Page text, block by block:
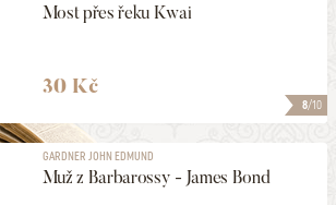
8/10
Most přes řeku Kwai
30 Kč
GARDNER JOHN EDMUND
Muž z Barbarossy - James Bond